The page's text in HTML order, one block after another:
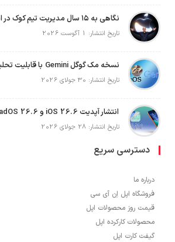
نگاهی به ۱۵ سال مدیریت تیم کوک در اپل
تاریخ انتشار: 1 آگوست 2026
تاریخ انتشار: 30 جولای 2026
انتشار آپدیت iOS 26.6 و iPadOS 26.6
تاریخ انتشار: 28 جولای 2026
دسترسی سریع
درباره ما
فروشگاه اپل اِن آی سی
قیمت روز محصولات اپل
محصولات کارکرده اپل
گیفت کارت اپل